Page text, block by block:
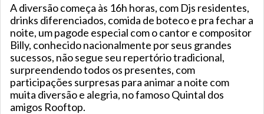
A diversão começa às 16h horas, com Djs residentes,
drinks diferenciados, comida de boteco e pra fechar a
noite, um pagode especial com o cantor e compositor
Billy, conhecido nacionalmente por seus grandes
sucessos, não segue seu repertório tradicional,
surpreendendo todos os presentes, com
participações surpresas para animar a noite com
muita diversão e alegria, no famoso Quintal dos
amigos Rooftop.